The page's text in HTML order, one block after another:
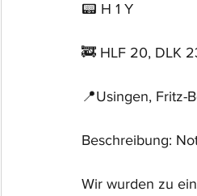
📟 H 1 Y
🚒 HLF 20, DLK
📍Usingen, Fritz-
Beschreibung:
Wir wurden zu